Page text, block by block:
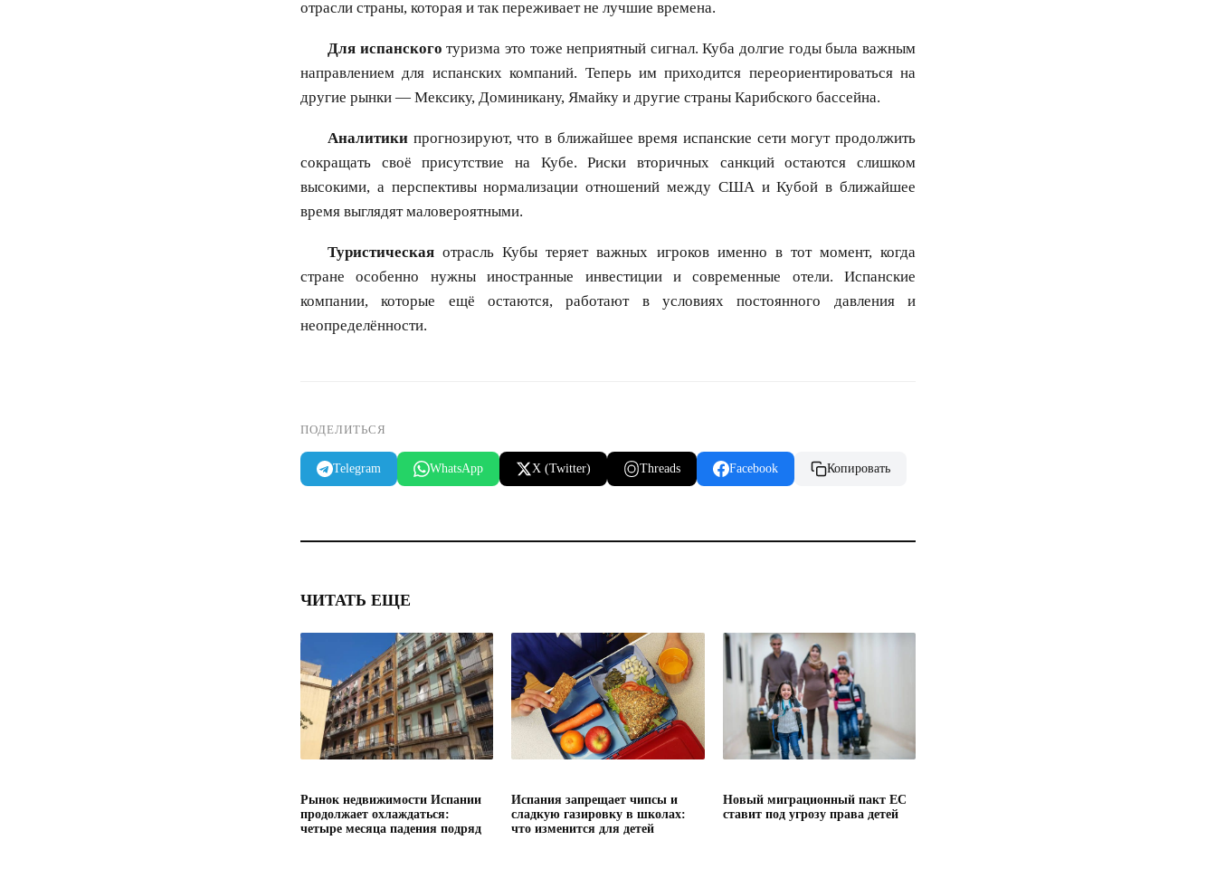
отрасли страны, которая и так переживает не лучшие времена.
Для испанского туризма это тоже неприятный сигнал. Куба долгие годы была важным
направлением для испанских компаний. Теперь им приходится переориентироваться на
другие рынки — Мексику, Доминикану, Ямайку и другие страны Карибского бассейна.
Аналитики прогнозируют, что в ближайшее время испанские сети могут продолжить
сокращать своё присутствие на Кубе. Риски вторичных санкций остаются слишком
высокими, а перспективы нормализации отношений между США и Кубой в ближайшее
время выглядят маловероятными.
Туристическая отрасль Кубы теряет важных игроков именно в тот момент, когда
стране особенно нужны иностранные инвестиции и современные отели. Испанские
компании, которые ещё остаются, работают в условиях постоянного давления и
неопределённости.
ПОДЕЛИТЬСЯ
Telegram WhatsApp X (Twitter) Threads Facebook Копировать
ЧИТАТЬ ЕЩЕ
Рынок недвижимости Испании
продолжает охлаждаться:
четыре месяца падения подряд
Испания запрещает чипсы и
сладкую газировку в школах:
что изменится для детей
Новый миграционный пакт ЕС
ставит под угрозу права детей